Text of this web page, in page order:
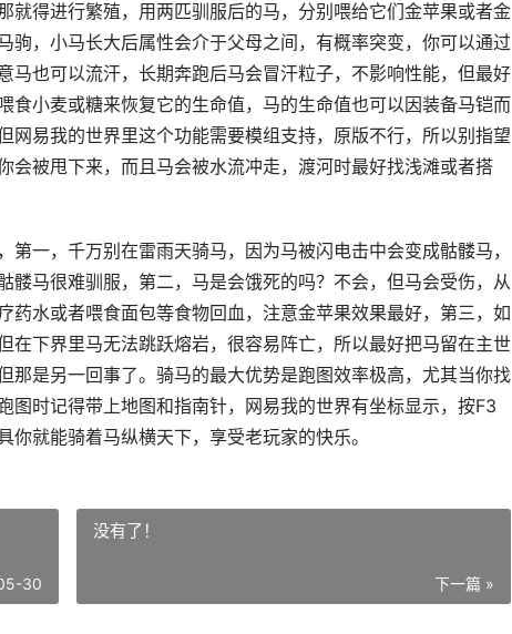
就得进行繁殖，用两匹驯服后的马，分别喂给它们金苹果或者金
驹，小马长大后属性会介于父母之间，有概率突变，你可以通过
马也可以流汗，长期奔跑后马会冒汗粒子，不影响性能，但最好
食小麦或糖来恢复它的生命值，马的生命值也可以因装备马铠而
网易我的世界里这个功能需要模组支持，原版不行，所以别指望
会被甩下来，而且马会被水流冲走，渡河时最好找浅滩或者搭
一，千万别在雷雨天骑马，因为马被闪电击中会变成骷髅马，
髅马很难驯服，第二，马是会饿死的吗？不会，但马会受伤，从
药水或者喂食面包等食物回血，注意金苹果效果最好，第三，如
在下界里马无法跳跃熔岩，很容易阵亡，所以最好把马留在主世
那是另一回事了。骑马的最大优势是跑图效率极高，尤其当你找
图时记得带上地图和指南针，网易我的世界有坐标显示，按F3
就能骑着马纵横天下，享受老玩家的快乐。
30
没有了！
下一篇 »